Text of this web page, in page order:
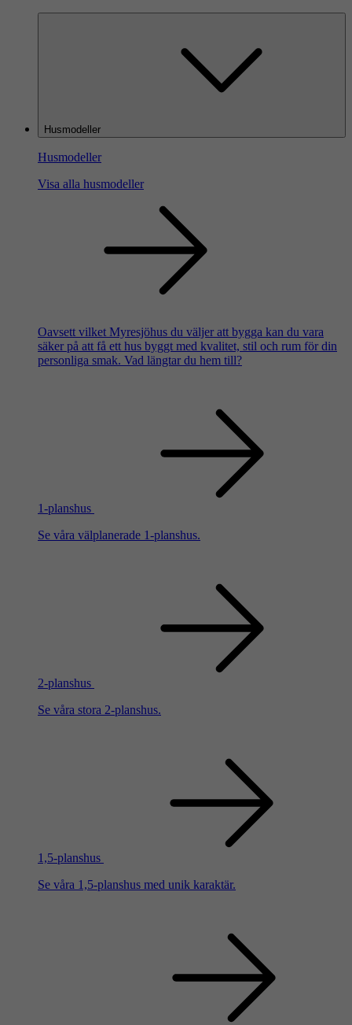
Husmodeller
Husmodeller
Visa alla husmodeller
Oavsett vilket Myresjöhus du väljer att bygga kan du vara
säker på att få ett hus byggt med kvalitet, stil och rum för din
personliga smak. Vad längtar du hem till?
1-planshus
Se våra välplanerade 1-planshus.
2-planshus
Se våra stora 2-planshus.
1,5-planshus
Se våra 1,5-planshus med unik karaktär.